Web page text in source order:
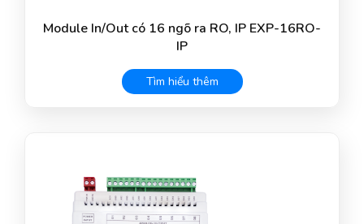
Module In/Out có 16 ngõ ra RO, IP EXP-16RO-
IP
Tìm hiểu thêm